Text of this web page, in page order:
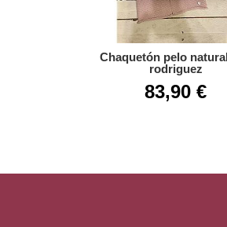
Chaquetón pelo
rodriguez
83,90 €